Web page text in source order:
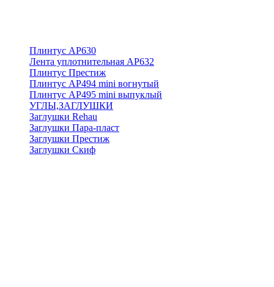
Плинтус АР630
Лента уплотнительная АР632
Плинтус Престиж
Плинтус АР494 mini вогнутый
Плинтус АР495 mini выпуклый
УГЛЫ,ЗАГЛУШКИ
Заглушки Rehau
Заглушки Пара-пласт
Заглушки Престиж
Заглушки Скиф